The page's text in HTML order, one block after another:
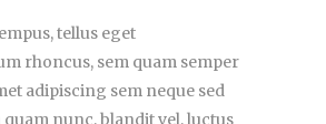
tellus eget
rhoncus, sem quam semper
adipiscing sem neque sed
quam nunc, blandit vel, luctus